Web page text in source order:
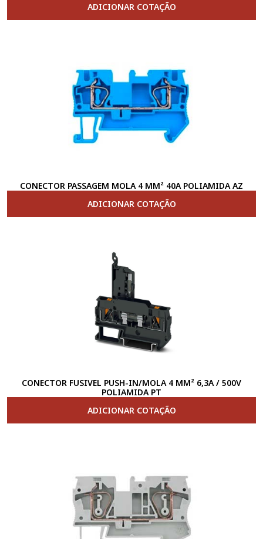
ADICIONAR COTAÇÃO
CONECTOR PASSAGEM MOLA 4 MM² 40A POLIAMIDA AZ
ADICIONAR COTAÇÃO
CONECTOR FUSIVEL PUSH-IN/MOLA 4 MM² 6,3A / 500V
POLIAMIDA PT
ADICIONAR COTAÇÃO